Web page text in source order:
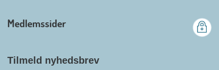
gennemslagskraft og skabe
hjælpemidler samt give
Medlemssider
Tilmeld nyhedsbrev